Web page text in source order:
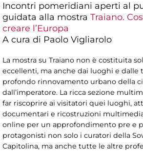
Incontri pomeridiani aperti al
guidata alla mostra Traiano.
creare l’Europa
A cura di Paolo Vigliarolo
La mostra su Traiano non è costituita
eccellenti, ma anche dai luoghi e dalle
profondo rinnovamento urbano della
dall’imperatore. La ricca sezione
far riscoprire ai visitatori quei luoghi,
documentari e ricostruzioni
online per un approfondimento pre e
protagonisti non solo i curatori della
Capitolina, ma anche tutte le altre